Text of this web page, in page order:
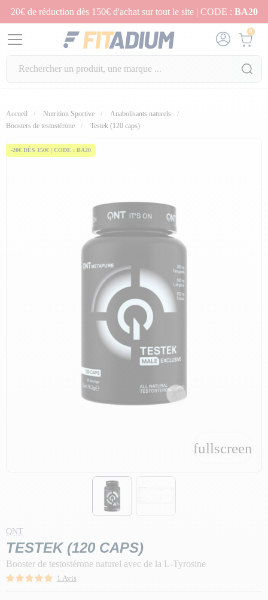
20€ de réduction dès 150€ d'achat sur tout le site | CODE : BA20
0
Accueil Nutrition Sportive
Anabolisants naturels
Boosters de testostérone
Testek (120 caps)
-20€ DÈS 150€ | CODE : BA20
fullscreen
fullscreen
QNT
TESTEK (120 CAPS)
Booster de testostérone naturel avec de la L-Tyrosine
1 Avis